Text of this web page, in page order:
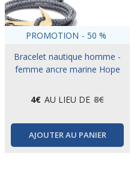
PROMOTION - 50 %
Bracelet nautique homme -
femme ancre marine Hope
4€ AU LIEU DE 8€
AJOUTER AU PANIER